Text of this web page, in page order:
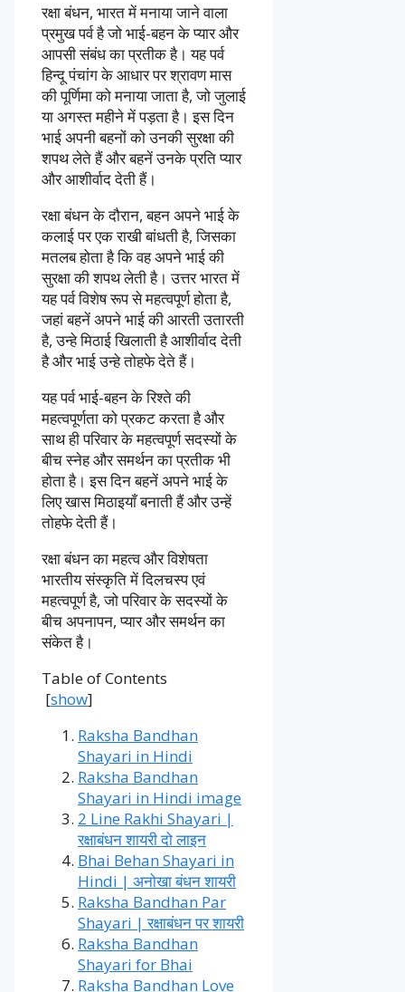
रक्षा बंधन, भारत में मनाया जाने वाला
प्रमुख पर्व है जो भाई-बहन के प्यार और
आपसी संबंध का प्रतीक है। यह पर्व
हिन्दू पंचांग के आधार पर श्रावण मास
की पूर्णिमा को मनाया जाता है, जो जुलाई
या अगस्त महीने में पड़ता है। इस दिन
भाई अपनी बहनों को उनकी सुरक्षा की
शपथ लेते हैं और बहनें उनके प्रति प्यार
और आशीर्वाद देती हैं।
रक्षा बंधन के दौरान, बहन अपने भाई के
कलाई पर एक राखी बांधती है, जिसका
मतलब होता है कि वह अपने भाई की
सुरक्षा की शपथ लेती है। उत्तर भारत में
यह पर्व विशेष रूप से महत्वपूर्ण होता है,
जहां बहनें अपने भाई की आरती उतारती
है, उन्हे मिठाई खिलाती है आशीर्वाद देती
है और भाई उन्हे तोहफे देते हैं।
यह पर्व भाई-बहन के रिश्ते की
महत्वपूर्णता को प्रकट करता है और
साथ ही परिवार के महत्वपूर्ण सदस्यों के
बीच स्नेह और समर्थन का प्रतीक भी
होता है। इस दिन बहनें अपने भाई के
लिए खास मिठाइयाँ बनाती हैं और उन्हें
तोहफे देती हैं।
रक्षा बंधन का महत्व और विशेषता
भारतीय संस्कृति में दिलचस्प एवं
महत्वपूर्ण है, जो परिवार के सदस्यों के
बीच अपनापन, प्यार और समर्थन का
संकेत है।
Table of Contents
[show]
Raksha Bandhan
Shayari in Hindi
Raksha Bandhan
Shayari in Hindi image
2 Line Rakhi Shayari |
रक्षाबंधन शायरी दो लाइन
Bhai Behan Shayari in
Hindi | अनोखा बंधन शायरी
Raksha Bandhan Par
Shayari | रक्षाबंधन पर शायरी
Raksha Bandhan
Shayari for Bhai
Raksha Bandhan Love